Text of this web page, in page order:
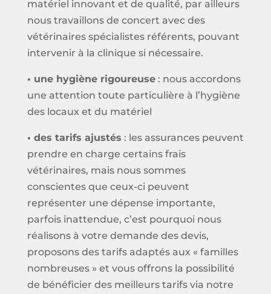
matériel innovant et de qualité, par ailleurs
nous travaillons de concert avec des
vétérinaires spécialistes référents, pouvant
intervenir à la clinique si nécessaire.
• une hygiène rigoureuse: nous accordons
une attention toute particulière à l’hygiène
des locaux et du matériel
• des tarifs ajustés : les assurances peuvent
prendre en charge certains frais
vétérinaires, mais nous sommes
conscientes que ceux-ci peuvent
représenter une dépense importante,
parfois inattendue, c’est pourquoi nous
réalisons à votre demande des devis,
proposons des tarifs adaptés aux « familles
nombreuses » et vous offrons la possibilité
de bénéficier des meilleurs tarifs via notre